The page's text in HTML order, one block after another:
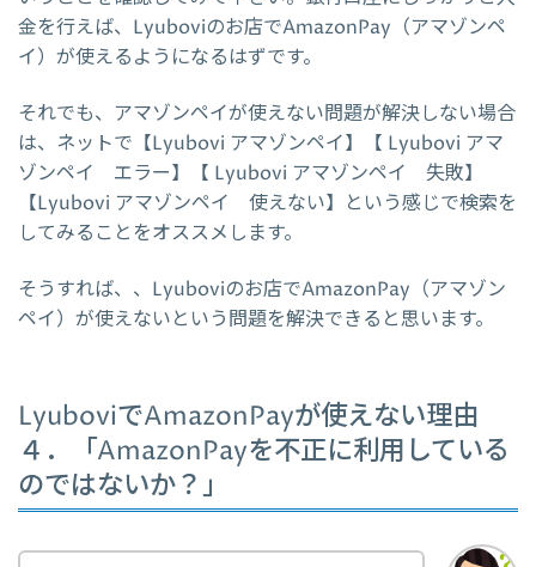
金を行えば、Lyuboviのお店でAmazonPay（アマゾンペ
イ）が使えるようになるはずです。
それでも、アマゾンペイが使えない問題が解決しない場合
は、ネットで【Lyubovi アマゾンペイ】【 Lyubovi アマ
ゾンペイ エラー】【 Lyubovi アマゾンペイ 失敗】
【Lyubovi アマゾンペイ 使えない】という感じで検索を
してみることをオススメします。
そうすれば、、Lyuboviのお店でAmazonPay（アマゾン
ペイ）が使えないという問題を解決できると思います。
LyuboviでAmazonPayが使えない理由
４．「AmazonPayを不正に利用している
のではないか？」